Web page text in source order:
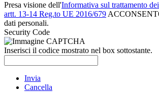
Presa visione dell'Informativa sul trattamento
artt. 13-14 Reg.to UE 2016/679
dati personali.
Security Code
Inserisci il codice mostrato nel box sottostante.
Invia
Cancella